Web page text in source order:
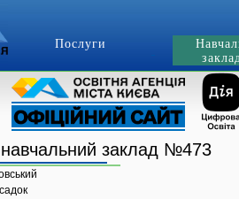
Послуги
заклад №473